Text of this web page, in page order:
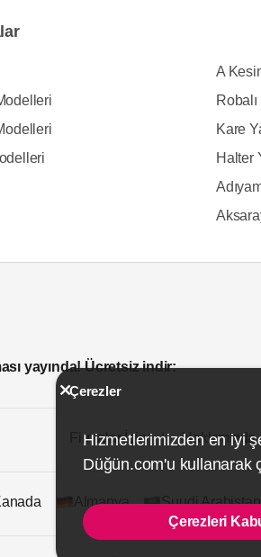
A
Kare
Halter
yayında! Ücretsiz indir:
Firmalar İçin Hakkımızda
Almanya Suudi Arabistan
Çerezler
Hizmetlerimizden en iyi
Düğün.com'u kullanarak
Çerezleri